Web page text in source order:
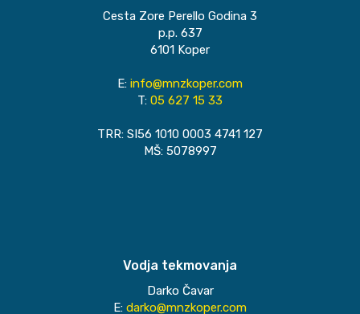
Cesta Zore Perello Godina 3
p.p. 637
6101 Koper
E: info@mnzkoper.com
T: 05 627 15 33
TRR: SI56 1010 0003 4741 127
MŠ: 5078997
Vodja tekmovanja
Darko Čavar
E: darko@mnzkoper.com